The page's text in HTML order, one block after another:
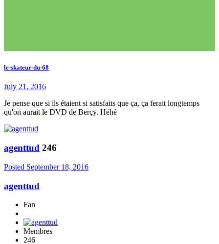
le-skateur-du-68
July 21, 2016
Je pense que si ils étaient si satisfaits que ça, ça ferait longtemps
qu'on aurait le DVD de Berçy. Héhé
agenttud 246
Posted September 18, 2016
agenttud
Fan
Membres
246